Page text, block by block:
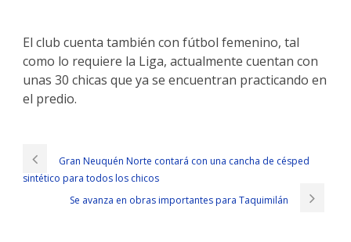
El club cuenta también con fútbol femenino, tal
como lo requiere la Liga, actualmente cuentan con
unas 30 chicas que ya se encuentran practicando en
el predio.
Gran Neuquén Norte contará con una cancha de césped
sintético para todos los chicos
Se avanza en obras importantes para Taquimilán